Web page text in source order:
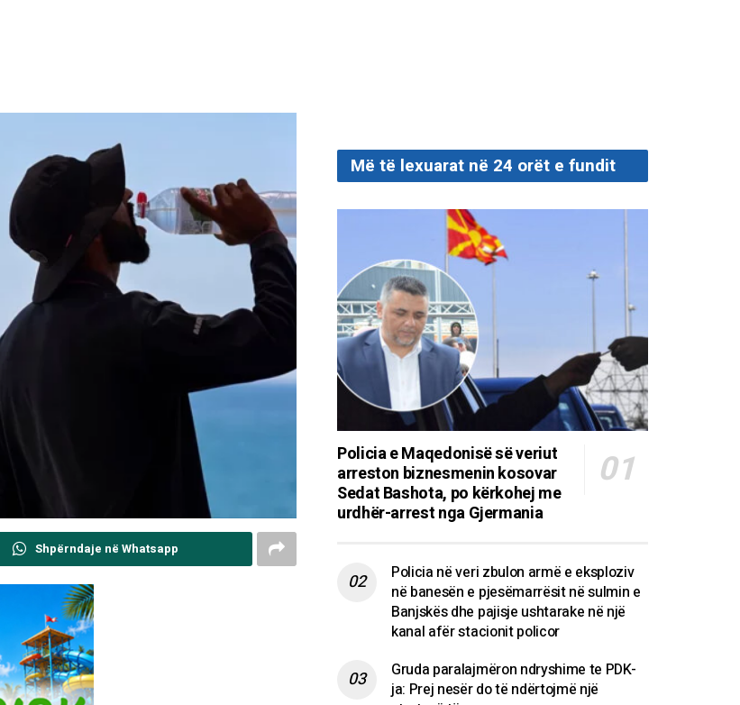
Shpërndaje në Whatsapp
Më të lexuarat në 24 orët e fundit
Policia e Maqedonisë së veriut
arreston biznesmenin kosovar
Sedat Bashota, po kërkohej me
urdhër-arrest nga Gjermania
Policia në veri zbulon armë e eksploziv
në banesën e pjesëmarrësit në sulmin e
Banjskës dhe pajisje ushtarake në një
kanal afër stacionit policor
Gruda paralajmëron ndryshime te PDK-
ja: Prej nesër do të ndërtojmë një